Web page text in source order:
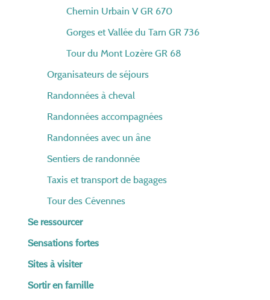
Chemin Urbain V GR 670
Gorges et Vallée du Tarn GR 736
Tour du Mont Lozère GR 68
Organisateurs de séjours
Randonnées à cheval
Randonnées accompagnées
Randonnées avec un âne
Sentiers de randonnée
Taxis et transport de bagages
Tour des Cévennes
Se ressourcer
Sensations fortes
Sites à visiter
Sortir en famille